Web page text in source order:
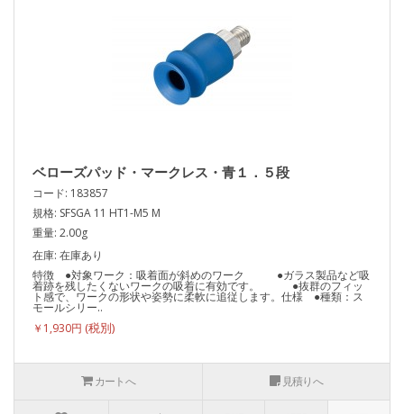
ベローズパッド・マークレス・青１．５段
コード: 183857
規格: SFSGA 11 HT1-M5 M
重量: 2.00g
在庫: 在庫あり
特徴 ●対象ワーク：吸着面が斜めのワーク ●ガラス製品など吸
着跡を残したくないワークの吸着に有効です。 ●抜群のフィッ
ト感で、ワークの形状や姿勢に柔軟に追従します。仕様 ●種類：ス
モールシリー..
￥1,930円
カートへ 見積りへ